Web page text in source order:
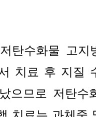
탄수화물 고지
치료 후 지질
으므로 저탄수